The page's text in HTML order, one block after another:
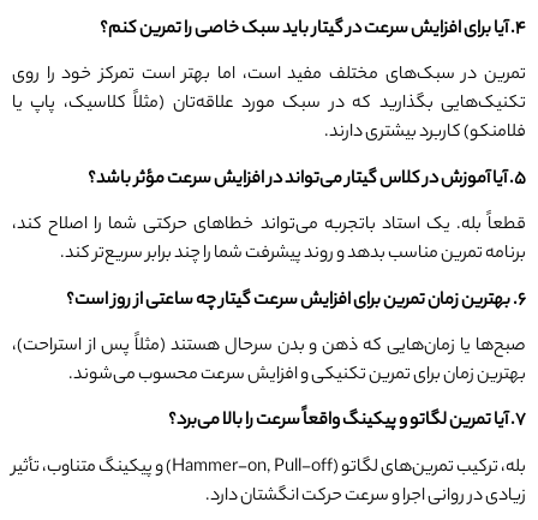
۴.آیا برای افزایش سرعت در گیتار باید سبک خاصی را تمرین کنم؟
تمرین در سبک‌های مختلف مفید است، اما بهتر است تمرکز خود را روی
تکنیک‌هایی بگذارید که در سبک مورد علاقه‌تان (مثلاً کلاسیک، پاپ یا
فلامنکو) کاربرد بیشتری دارند.
۵.آیا آموزش در کلاس گیتار می‌تواند در افزایش سرعت مؤثر باشد؟
قطعاً بله. یک استاد باتجربه می‌تواند خطاهای حرکتی شما را اصلاح کند،
برنامه تمرین مناسب بدهد و روند پیشرفت شما را چند برابر سریع‌تر کند.
۶.بهترین زمان تمرین برای افزایش سرعت گیتار چه ساعتی از روز است؟
صبح‌ها یا زمان‌هایی که ذهن و بدن سرحال هستند (مثلاً پس از استراحت)،
بهترین زمان برای تمرین تکنیکی و افزایش سرعت محسوب می‌شوند.
۷.آیا تمرین لگاتو و پیکینگ واقعاً سرعت را بالا می‌برد؟
بله، ترکیب تمرین‌های لگاتو (Hammer-on, Pull-off) و پیکینگ متناوب، تأثیر
زیادی در روانی اجرا و سرعت حرکت انگشتان دارد.